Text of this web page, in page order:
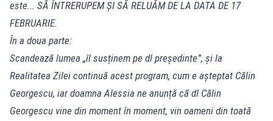
este... SĂ ÎNTRERUPEM ȘI SĂ RELUĂM DE LA DATA DE 17
FEBRUARIE.
În a doua parte:
Scandează lumea „îl susținem pe dl președinte”, și la
Realitatea Zilei continuă acest program, cum e așteptat Călin
Georgescu, iar doamna Alessia ne anunță că dl Călin
Georgescu vine din moment în moment, vin oameni din toată